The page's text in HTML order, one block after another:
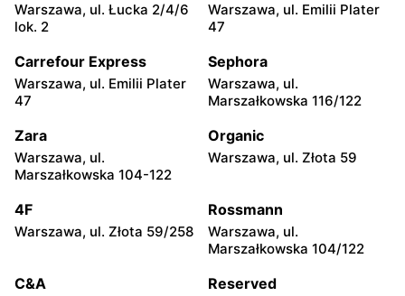
Żabka Żabka
104
Żabka
2
Żabka
Żabka
Chałubińskiego 8
Żabka
Żabka
4
Żabka
Warszawa, ul. Łucka 2/4/6
lok. 2
Warszawa, ul. Emilii Plater
47
Carrefour Express
Warszawa, ul. Emilii Plater
47
Sephora
Warszawa, ul.
Marszałkowska 116/122
Zara
Warszawa, ul.
Marszałkowska 104-122
Organic
Warszawa, ul. Złota 59
4F
Warszawa, ul. Złota 59/258
Rossmann
Warszawa, ul.
Marszałkowska 104/122
C&A Reserved